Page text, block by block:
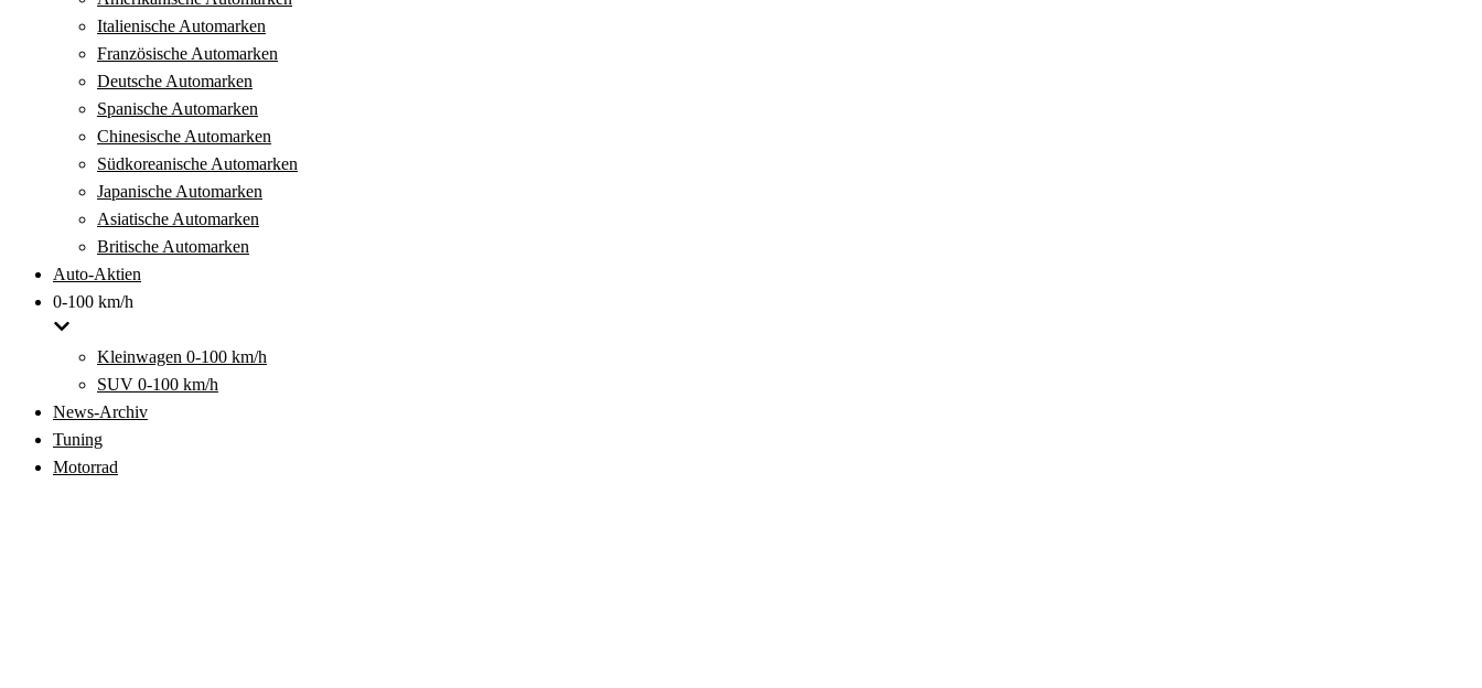
Italienische Automarken
Französische Automarken
Deutsche Automarken
Spanische Automarken
Chinesische Automarken
Südkoreanische Automarken
Japanische Automarken
Asiatische Automarken
Britische Automarken
Auto-Aktien
0-100 km/h
Kleinwagen 0-100 km/h
SUV 0-100 km/h
News-Archiv
Tuning
Motorrad